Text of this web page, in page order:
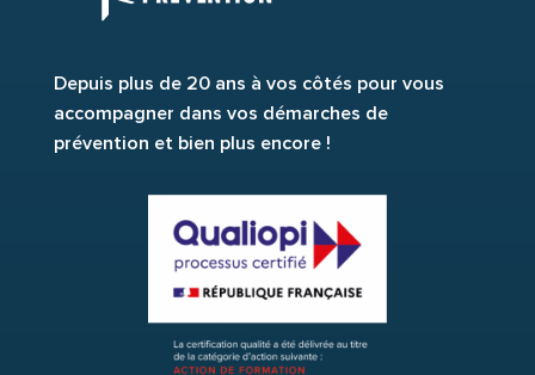
Depuis plus de 20 ans à vos côtés pour vous
accompagner dans vos démarches de
prévention et bien plus encore !